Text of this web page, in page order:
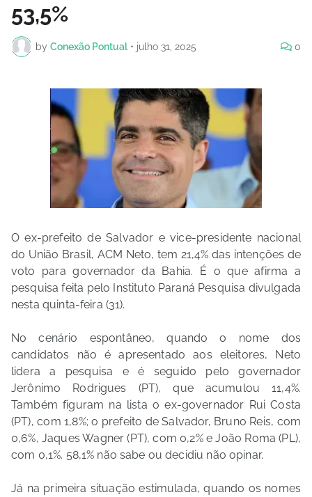
53,5%
by Conexão Pontual • julho 31, 2025 0
O ex-prefeito de Salvador e vice-presidente nacional
do União Brasil, ACM Neto, tem 21,4% das intenções de
voto para governador da Bahia. É o que afirma a
pesquisa feita pelo Instituto Paraná Pesquisa divulgada
nesta quinta-feira (31).
No cenário espontâneo, quando o nome dos
candidatos não é apresentado aos eleitores, Neto
lidera a pesquisa e é seguido pelo governador
Jerônimo Rodrigues (PT), que acumulou 11,4%.
Também figuram na lista o ex-governador Rui Costa
(PT), com 1,8%; o prefeito de Salvador, Bruno Reis, com
0,6%, Jaques Wagner (PT), com 0,2% e João Roma (PL),
com 0,1%. 58,1% não sabe ou decidiu não opinar.
Já na primeira situação estimulada, quando os nomes